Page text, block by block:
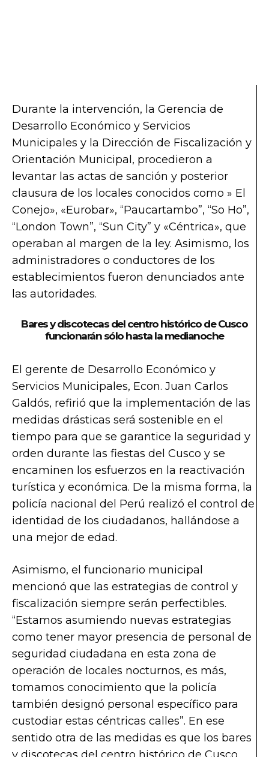
Durante la intervención, la Gerencia de
Desarrollo Económico y Servicios
Municipales y la Dirección de Fiscalización y
Orientación Municipal, procedieron a
levantar las actas de sanción y posterior
clausura de los locales conocidos como » El
Conejo», «Eurobar», “Paucartambo”, “So Ho”,
“London Town”, “Sun City” y «Céntrica», que
operaban al margen de la ley. Asimismo, los
administradores o conductores de los
establecimientos fueron denunciados ante
las autoridades.
Bares y discotecas del centro histórico de Cusco
funcionarán sólo hasta la medianoche
El gerente de Desarrollo Económico y
Servicios Municipales, Econ. Juan Carlos
Galdós, refirió que la implementación de las
medidas drásticas será sostenible en el
tiempo para que se garantice la seguridad y
orden durante las fiestas del Cusco y se
encaminen los esfuerzos en la reactivación
turística y económica. De la misma forma, la
policía nacional del Perú realizó el control de
identidad de los ciudadanos, hallándose a
una mejor de edad.
Asimismo, el funcionario municipal
mencionó que las estrategias de control y
fiscalización siempre serán perfectibles.
“Estamos asumiendo nuevas estrategias
como tener mayor presencia de personal de
seguridad ciudadana en esta zona de
operación de locales nocturnos, es más,
tomamos conocimiento que la policía
también designó personal específico para
custodiar estas céntricas calles”. En ese
sentido otra de las medidas es que los bares
y discotecas del centro histórico de Cusco